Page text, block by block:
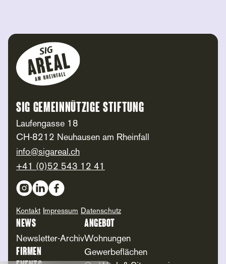
SIG Gemeinnützige Stiftung
Laufengasse 18
CH-8212 Neuhausen am Rheinfall
info@sigareal.ch
+41 (0)52 543 12 41
Social Media
Kontakt Impressum Datenschutz
News
Newsletter-Archiv
Firmen
Angebot
Wohnungen
Gewerbeflächen